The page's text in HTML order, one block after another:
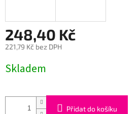
248,40 Kč
221,79 Kč bez DPH
cena:
Skladem
Přidat do košíku